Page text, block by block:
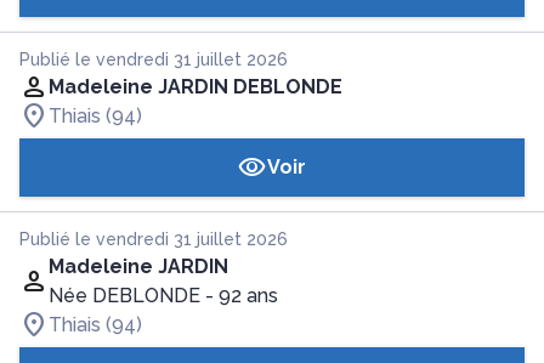
Publié le vendredi 31 juillet 2026
Madeleine JARDIN DEBLONDE
Thiais (94)
Voir
Publié le vendredi 31 juillet 2026
Madeleine JARDIN
Née DEBLONDE - 92 ans
Thiais (94)